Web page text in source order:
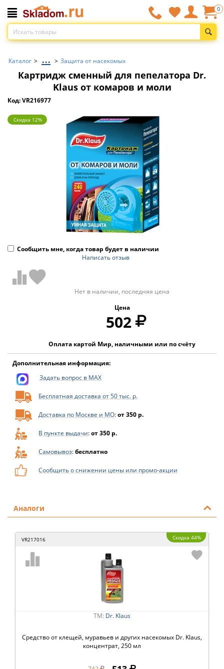
0
Каталог > ... > Защита от насекомых
Картридж сменный для пепелатора Dr.
Klaus от комаров и моли
Код: VR216977
Скидка 12%
Сообщить мне, когда товар будет в наличии
Написать отзыв
Нет в наличии, последняя цена
Цена
502
Оплата картой Мир, наличными или по счёту
Дополнительная информация:
Задать вопрос в MAX
Бесплатная доставка от 50 тыс. р.
Доставка по Москве и МО:от 350 р.
В пункте выдачи:от 350 р.
Самовывоз:бесплатно
Сообщить о снижении цены или промо-акции
Аналоги
VR217016 Скидка 44%
ТМ: Dr. Klaus
Средство от клещей, муравьев и других насекомых Dr. Klaus,
концентрат, 250 мл